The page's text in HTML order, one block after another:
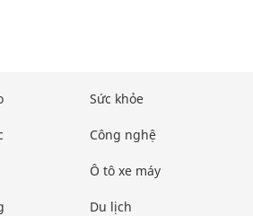
Sức khỏe
Công nghệ
Ô tô xe máy
Du lịch